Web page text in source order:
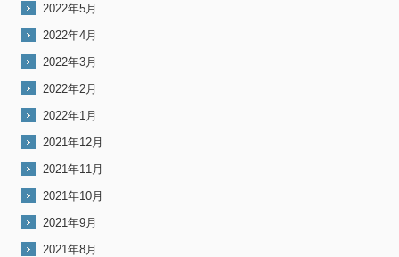
2022年5月
2022年4月
2022年3月
2022年2月
2022年1月
2021年12月
2021年11月
2021年10月
2021年9月
2021年8月